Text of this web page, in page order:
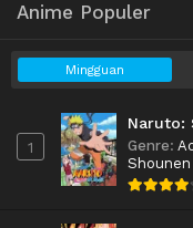
Anime Populer
Mingguan
1
Naruto:
Genre:
Shounen